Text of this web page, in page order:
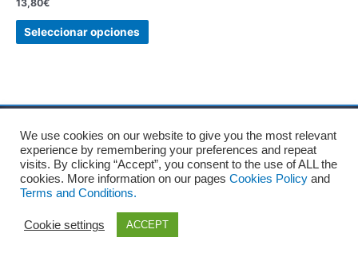
13,80€
Seleccionar opciones
Inicio Sobre nosotros
Términos y Condiciones
Política de privacidad
Política de cookies
Aviso Legal
Blog
Contacto
We use cookies on our website to give you the most relevant
experience by remembering your preferences and repeat
visits. By clicking “Accept”, you consent to the use of ALL the
cookies. More information on our pages Cookies Policy and
Terms and Conditions.
Cookie settings ACCEPT